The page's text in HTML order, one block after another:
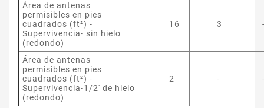
Área de antenas
permisibles en pies
cuadrados (ft²) -
Supervivencia- sin hielo
(redondo)
16 3
Área de antenas
permisibles en pies
cuadrados (ft²) -
Supervivencia-1/2' de hielo
(redondo)
2 -